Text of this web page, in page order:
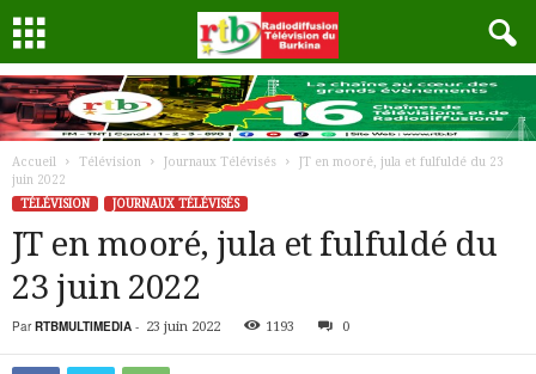
Accueil Télévision Journaux Télévisés
JT en mooré, jula et fulfuldé du 23
juin 2022
TÉLÉVISION
JOURNAUX TÉLÉVISÉS
JT en mooré, jula et fulfuldé du
23 juin 2022
Par RTBMULTIMEDIA - 23 juin 2022 1193 0